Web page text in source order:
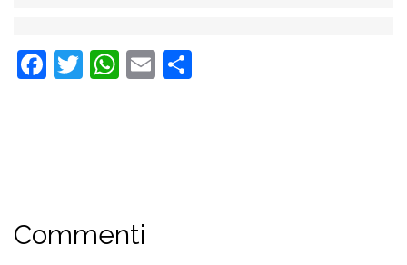
Facebook
Twitter
WhatsApp
Email
Commenti